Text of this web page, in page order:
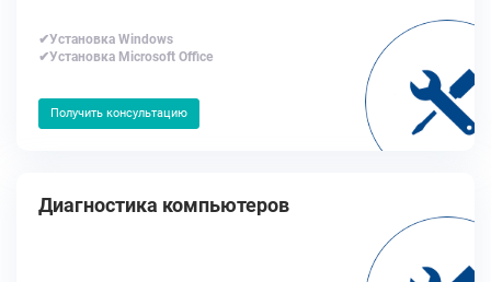
✔Установка Windows
✔Установка Microsoft Office
Получить консультацию
Диагностика компьютеров